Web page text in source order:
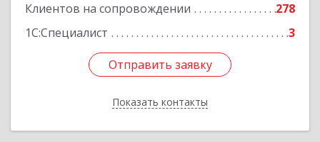
Клиентов на сопровождении
278
1С:Специалист
3
Отправить заявку
Показать контакты
Подробнее
Отправить заявку
Назад